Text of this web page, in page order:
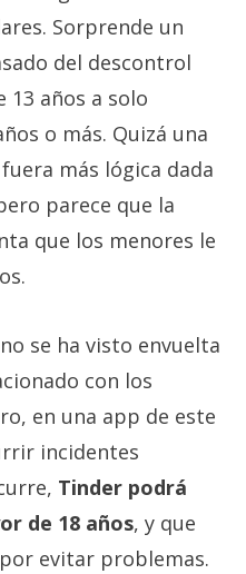
Sorprende un
del descontrol
años a solo
o más. Quizá una
más lógica dada
parece que la
que los menores le
se ha visto envuelta
con los
en una app de este
incidentes
Tinder podrá
de 18 años, y que
evitar problemas.